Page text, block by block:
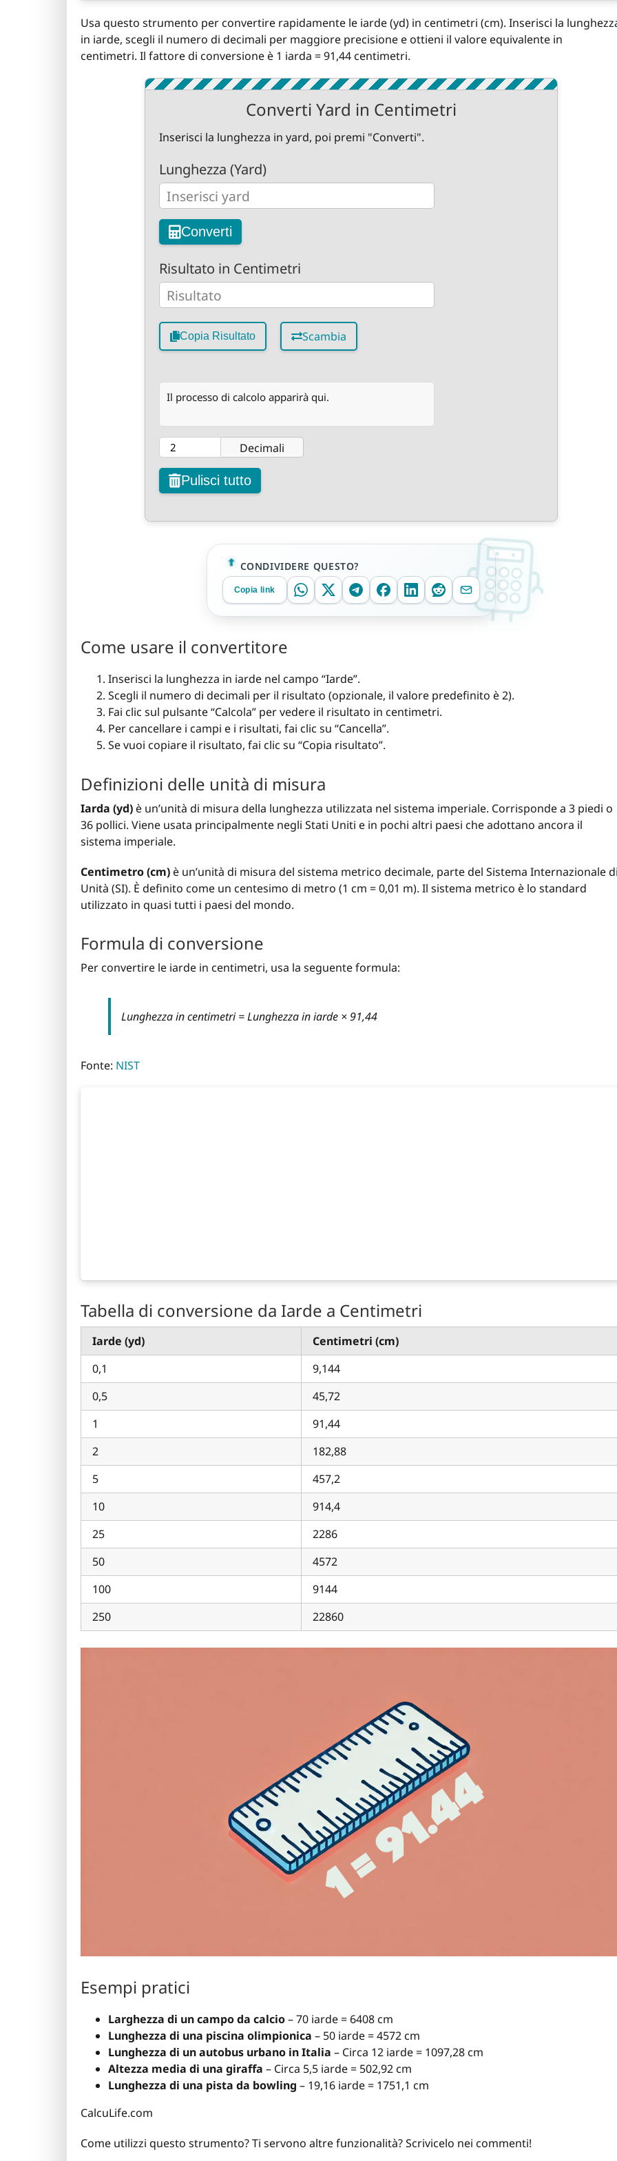
Usa questo strumento per convertire rapidamente le iarde (yd) in centimetri (cm). Inserisci la
in iarde, scegli il numero di decimali per maggiore precisione e ottieni il valore equivalente in
centimetri. Il fattore di conversione è 1 iarda = 91,44 centimetri.
Converti Yard in Centimetri
Inserisci la lunghezza in yard, poi premi "Converti".
Lunghezza (Yard)
Converti
Risultato in Centimetri
Copia Risultato Scambia
Il processo di calcolo apparirà qui.
Decimali
Pulisci tutto
CONDIVIDERE QUESTO?
Copia link
Come usare il convertitore
Inserisci la lunghezza in iarde nel campo “Iarde”.
Scegli il numero di decimali per il risultato (opzionale, il valore predefinito è 2).
Fai clic sul pulsante “Calcola” per vedere il risultato in centimetri.
Per cancellare i campi e i risultati, fai clic su “Cancella”.
Se vuoi copiare il risultato, fai clic su “Copia risultato”.
Definizioni delle unità di misura
Iarda (yd) è un’unità di misura della lunghezza utilizzata nel sistema imperiale. Corrisponde a 3 piedi o
36 pollici. Viene usata principalmente negli Stati Uniti e in pochi altri paesi che adottano ancora il
sistema imperiale.
Centimetro (cm) è un’unità di misura del sistema metrico decimale, parte del Sistema Internazionale
Unità (SI). È definito come un centesimo di metro (1 cm = 0,01 m). Il sistema metrico è lo standard
utilizzato in quasi tutti i paesi del mondo.
Formula di conversione
Per convertire le iarde in centimetri, usa la seguente formula:
Lunghezza in centimetri = Lunghezza in iarde × 91,44
Fonte: NIST
Tabella di conversione da Iarde a Centimetri
Iarde (yd)
Centimetri (cm)
0,1
9,144
0,5
45,72
1
91,44
2
182,88
5
457,2
10
914,4
25
2286
50
4572
100
9144
250
22860
Esempi pratici
Larghezza di un campo da calcio– 70 iarde = 6408 cm
Lunghezza di una piscina olimpionica – 50 iarde = 4572 cm
Lunghezza di un autobus urbano in Italia – Circa 12 iarde = 1097,28 cm
Altezza media di una giraffa – Circa 5,5 iarde = 502,92 cm
Lunghezza di una pista da bowling – 19,16 iarde = 1751,1 cm
CalcuLife.com
Come utilizzi questo strumento? Ti servono altre funzionalità? Scrivicelo nei commenti!